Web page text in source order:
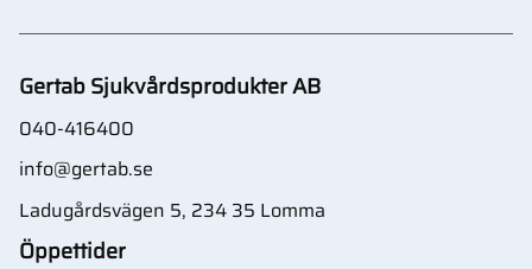
Gertab Sjukvårdsprodukter AB
040-416400
info@gertab.se
Ladugårdsvägen 5, 234 35 Lomma
Öppettider